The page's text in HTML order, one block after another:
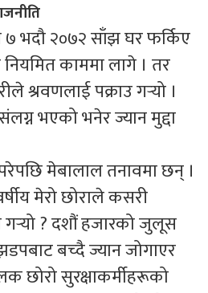
७ भदौ २०७२ साँझ घर फर्किए
काममा लागे । तर
श्रवणलाई पक्राउ गर्‍यो ।
भएको भनेर ज्यान मुद्दा
मेबालाल तनावमा छन् ।
मेरो छोराले कसरी
गर्‍यो ? दशौं हजारको जुलूस
बच्दै ज्यान जोगाएर
छोरो सुरक्षाकर्मीहरूको